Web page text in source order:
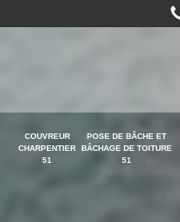
COUVREUR
CHARPENTIER
51
POSE DE BÂCHE ET
BÂCHAGE DE TOITURE
51